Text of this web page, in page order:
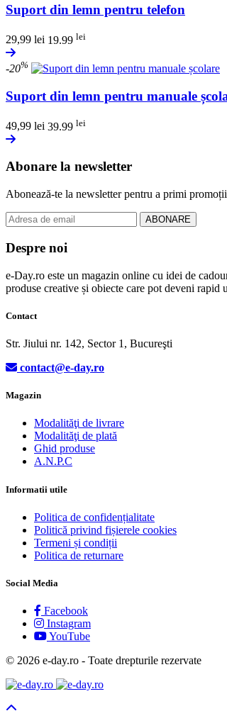
Suport din lemn pentru telefon
29,99 lei 19.99 lei
-20%
Suport din lemn pentru manuale
49,99 lei 39.99 lei
Abonare la newsletter
Abonează-te la newsletter pentru a primi
ABONARE
Despre noi
e-Day.ro este un magazin online cu idei de
produse creative și obiecte care pot deveni
Contact
Str. Jiului nr. 142, Sector 1, Bucureşti
contact@e-day.ro
Magazin
Modalităţi de livrare
Modalităţi de plată
Ghid produse
A.N.P.C
Informatii utile
Politica de confidențialitate
Politică privind fișierele cookies
Termeni și condiții
Politica de returnare
Social Media
Facebook
Instagram
YouTube
© 2026 e-day.ro - Toate drepturile rezervate